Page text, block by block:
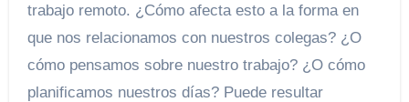
trabajo remoto. ¿Cómo afecta esto a la forma en
que nos relacionamos con nuestros colegas? ¿O
cómo pensamos sobre nuestro trabajo? ¿O cómo
planificamos nuestros días? Puede resultar